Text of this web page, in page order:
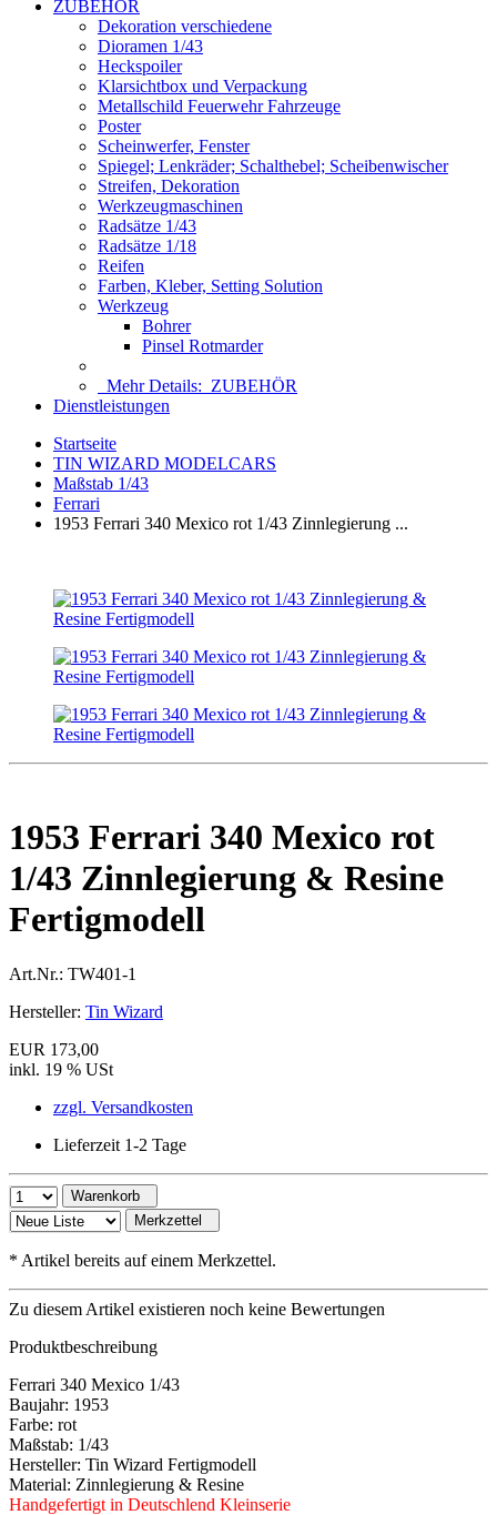
ZUBEHÖR
Dekoration verschiedene
Dioramen 1/43
Heckspoiler
Klarsichtbox und Verpackung
Metallschild Feuerwehr Fahrzeuge
Poster
Scheinwerfer, Fenster
Spiegel; Lenkräder; Schalthebel; Scheibenwischer
Streifen, Dekoration
Werkzeugmaschinen
Radsätze 1/43
Radsätze 1/18
Reifen
Farben, Kleber, Setting Solution
Werkzeug
Bohrer
Pinsel Rotmarder
Mehr Details: ZUBEHÖR
Dienstleistungen
Startseite
TIN WIZARD MODELCARS
Maßstab 1/43
Ferrari
1953 Ferrari 340 Mexico rot 1/43 Zinnlegierung ...
1953 Ferrari 340 Mexico rot
1/43 Zinnlegierung & Resine
Fertigmodell
Art.Nr.: TW401-1
Hersteller: Tin Wizard
EUR 173,00
inkl. 19 % USt
zzgl. Versandkosten
Lieferzeit 1-2 Tage
Warenkorb
Merkzettel
* Artikel bereits auf einem Merkzettel.
Zu diesem Artikel existieren noch keine Bewertungen
Produktbeschreibung
Ferrari 340 Mexico 1/43
Baujahr: 1953
Farbe: rot
Maßstab: 1/43
Hersteller: Tin Wizard Fertigmodell
Material: Zinnlegierung & Resine
Handgefertigt in Deutschlend Kleinserie